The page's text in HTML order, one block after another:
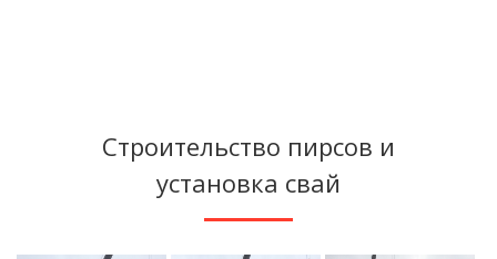
Строительство пирсов и
установка свай